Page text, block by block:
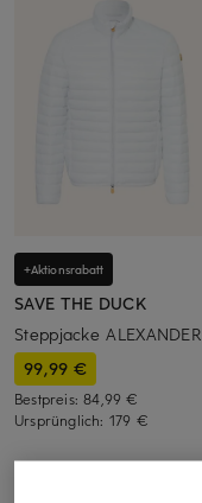
+Aktionsrabatt
SAVE THE DUCK
Steppjacke ALEXANDER
99,99 €
Bestpreis:84,99 €
Ursprünglich: 179 €